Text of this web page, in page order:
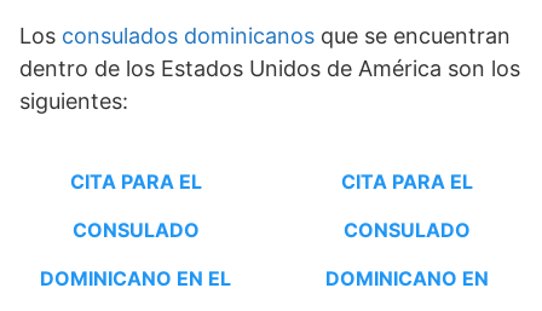
Los consulados dominicanos que se encuentran
dentro de los Estados Unidos de América son los
siguientes:
CITA PARA EL
CONSULADO
DOMINICANO EN EL
CITA PARA EL
CONSULADO
DOMINICANO EN